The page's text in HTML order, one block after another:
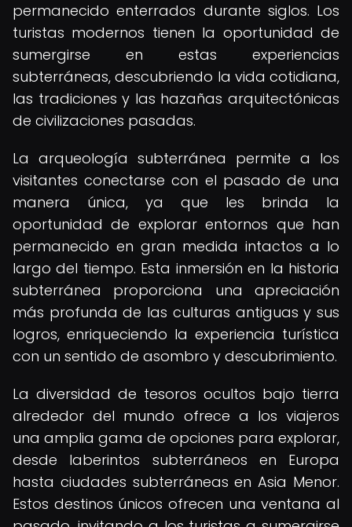
permanecido enterrados durante siglos. Los
turistas modernos tienen la oportunidad de
sumergirse en estas experiencias
subterráneas, descubriendo la vida cotidiana,
las tradiciones y las hazañas arquitectónicas
de civilizaciones pasadas.
La arqueología subterránea permite a los
visitantes conectarse con el pasado de una
manera única, ya que les brinda la
oportunidad de explorar entornos que han
permanecido en gran medida intactos a lo
largo del tiempo. Esta inmersión en la historia
subterránea proporciona una apreciación
más profunda de las culturas antiguas y sus
logros, enriqueciendo la experiencia turística
con un sentido de asombro y descubrimiento.
La diversidad de tesoros ocultos bajo tierra
alrededor del mundo ofrece a los viajeros
una amplia gama de opciones para explorar,
desde laberintos subterráneos en Europa
hasta ciudades subterráneas en Asia Menor.
Estos destinos únicos ofrecen una ventana al